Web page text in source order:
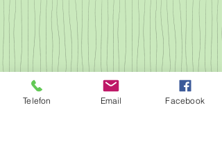
Telefon Email Facebook